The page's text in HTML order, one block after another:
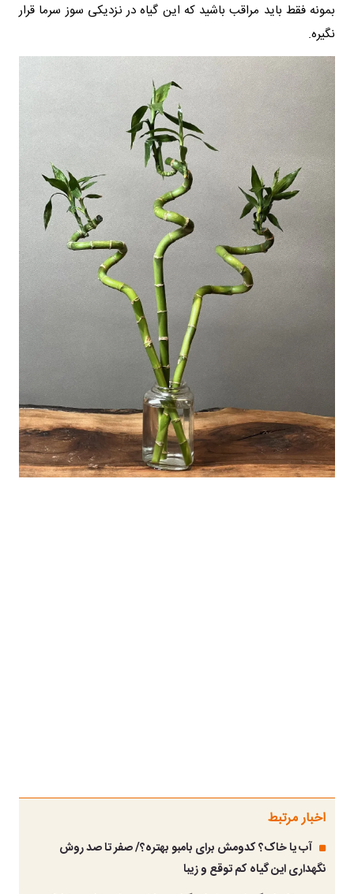
بمونه فقط باید مراقب باشید که این گیاه در نزدیکی سوز سرما قرار
نگیره.
اخبار مرتبط
آب یا خاک؟ کدومش برای بامبو بهتره؟/ صفر تا صد روش
نگهداری این گیاه کم توقع و زیبا